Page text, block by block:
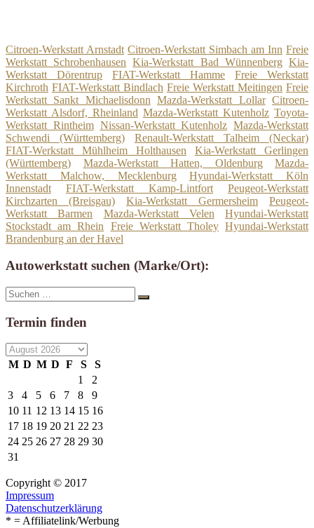
Citroen-Werkstatt Arnstadt Citroen-Werkstatt Simbach am Inn Freie
Werkstatt Schrobenhausen
Kia-Werkstatt Bad Wünnenberg Kia-
Werkstatt Dörentrup
FIAT-Werkstatt Hamme
Freie Werkstatt
Kirchroth FIAT-Werkstatt Bindlach Freie Werkstatt Meitingen Freie
Werkstatt Sankt Michaelisdonn
Mazda-Werkstatt Lollar Citroen-
Werkstatt Alsdorf, Rheinland Mazda-Werkstatt Kutenholz Toyota-
Werkstatt Rintheim Nissan-Werkstatt Kutenholz Mazda-Werkstatt
Schwendi (Württemberg)
Renault-Werkstatt Talheim (Neckar)
FIAT-Werkstatt Mühlheim Holthausen
Kia-Werkstatt Gerlingen
(Württemberg)
Mazda-Werkstatt Hatten, Oldenburg
Mazda-
Werkstatt Malchow, Mecklenburg
Hyundai-Werkstatt Köln
Innenstadt
FIAT-Werkstatt Kamp-Lintfort
Peugeot-Werkstatt
Kirchzarten (Breisgau)
Kia-Werkstatt Germersheim
Peugeot-
Werkstatt Barmen
Mazda-Werkstatt Velen
Hyundai-Werkstatt
Stockstadt am Rhein
Freie Werkstatt Tholey Hyundai-Werkstatt
Brandenburg an der Havel
Autowerkstatt suchen (Marke/Ort):
Suche
nach:
Suchen
Termin finden
M D M D F S
S
1
2
3
4 5 6 7 8
9
10 11 12 13 14 15 16
17 18 19 20 21 22 23
24 25 26 27 28 29 30
31
Copyright © 2017
Impressum
Datenschutzerklärung
* = Affiliatelink/Werbung